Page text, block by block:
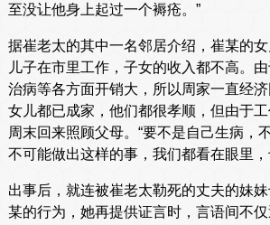
至没让他身上起过一个褥疮。”
据崔老太的其中一名邻居介绍，崔某的女
儿子在市里工作，子女的收入都不高。由
治病等各方面开销大，所以周家一直经
女儿都已成家，他们都很孝顺，但由于
周末回来照顾父母。“要不是自己生病，
不可能做出这样的事，我们都看在眼里，
出事后，就连被崔老太勒死的丈夫的妹
某的行为，她再提供证言时，言语间不